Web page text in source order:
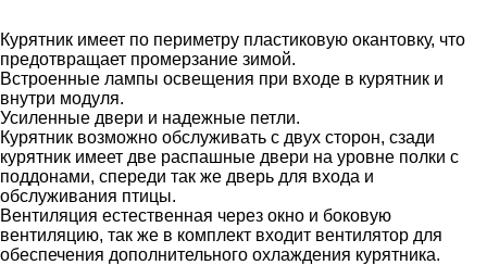
Курятник имеет по периметру пластиковую окантовку, что
предотвращает промерзание зимой.
Встроенные лампы освещения при входе в курятник и
внутри модуля.
Усиленные двери и надежные петли.
Курятник возможно обслуживать с двух сторон, сзади
курятник имеет две распашные двери на уровне полки с
поддонами, спереди так же дверь для входа и
обслуживания птицы.
Вентиляция естественная через окно и боковую
вентиляцию, так же в комплект входит вентилятор для
обеспечения дополнительного охлаждения курятника.